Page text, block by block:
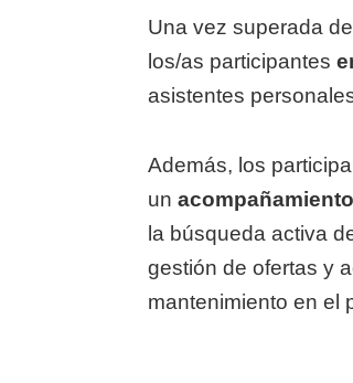
Una vez superada
los/as participantes
asistentes
Además, los
un
la búsqueda activa
gestión de ofertas y
mantenimiento en el